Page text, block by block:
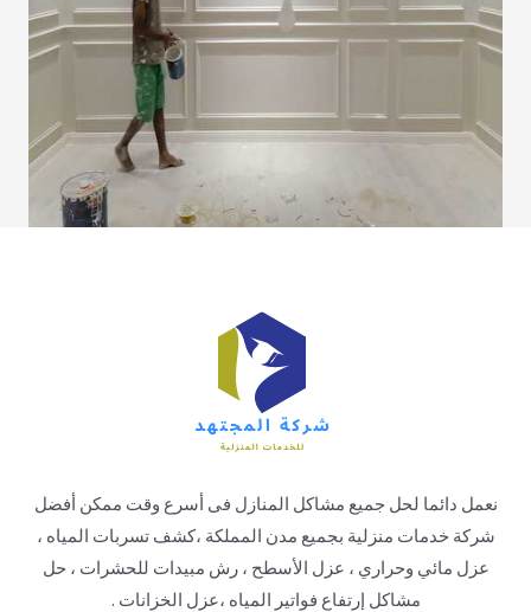
نعمل دائما لحل جميع مشاكل المنازل فى أسرع وقت ممكن أفضل
شركة خدمات منزلية بجميع مدن المملكة ،كشف تسربات المياه ،
عزل مائي وحراري ، عزل الأسطح ، رش مبيدات للحشرات ، حل
مشاكل إرتفاع فواتير المياه ،عزل الخزانات .